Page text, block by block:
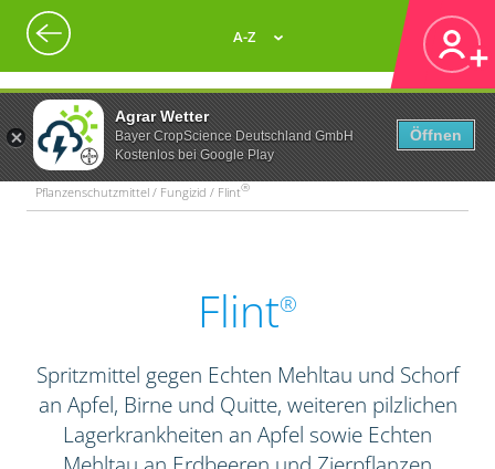
Agrar Wetter
Bayer CropScience Deutschland GmbH
Kostenlos bei Google Play
Öffnen
A-Z
Pflanzenschutzmittel / Fungizid / Flint®
Flint®
Spritzmittel gegen Echten Mehltau und Schorf
an Apfel, Birne und Quitte, weiteren pilzlichen
Lagerkrankheiten an Apfel sowie Echten